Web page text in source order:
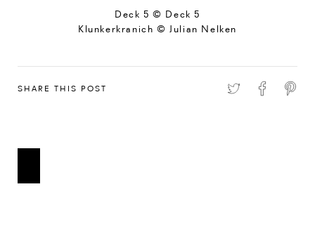
Deck 5 © Deck 5
Klunkerkranich © Julian Nelken
SHARE THIS POST